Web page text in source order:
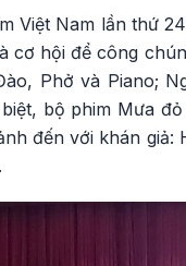
Việt Nam lần thứ
cơ hội để công
Phở và Piano;
bộ phim Mưa
đến với khán